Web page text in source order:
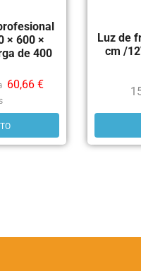
× 600 ×
de 400
60,66 €
Luz de
cm /